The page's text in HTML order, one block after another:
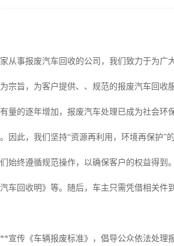
从事报废汽车回收的公司，我们致力于为
宗旨，为客户提供、、规范的报废汽车回收服
量的逐年增加，报废汽车处理已成为社会
因此，我们坚持“资源再利用，环境再保护”
始终遵循规范操作，以确保客户的权益得
车回收明》等。随后，车主只需凭借相关
宣传《车辆报废标准》，倡导公众依法处